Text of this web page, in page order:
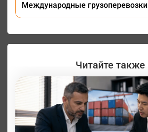
Международные грузоперевозки
Читайте также